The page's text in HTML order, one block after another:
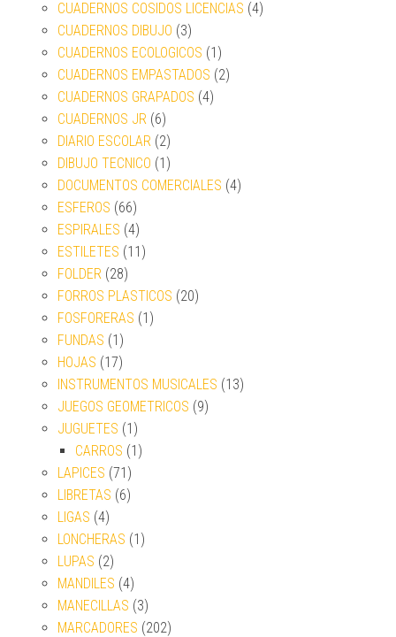
CUADERNOS COSIDOS LICENCIAS (4)
CUADERNOS DIBUJO (3)
CUADERNOS ECOLOGICOS (1)
CUADERNOS EMPASTADOS (2)
CUADERNOS GRAPADOS (4)
CUADERNOS JR (6)
DIARIO ESCOLAR (2)
DIBUJO TECNICO (1)
DOCUMENTOS COMERCIALES (4)
ESFEROS (66)
ESPIRALES (4)
ESTILETES (11)
FOLDER (28)
FORROS PLASTICOS (20)
FOSFORERAS (1)
FUNDAS (1)
HOJAS (17)
INSTRUMENTOS MUSICALES (13)
JUEGOS GEOMETRICOS (9)
JUGUETES (1)
CARROS (1)
LAPICES (71)
LIBRETAS (6)
LIGAS (4)
LONCHERAS (1)
LUPAS (2)
MANDILES (4)
MANECILLAS (3)
MARCADORES (202)